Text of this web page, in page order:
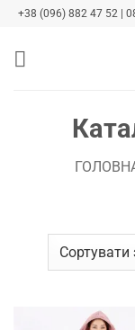
Skip
content
+38 (096) 882 47 52 |